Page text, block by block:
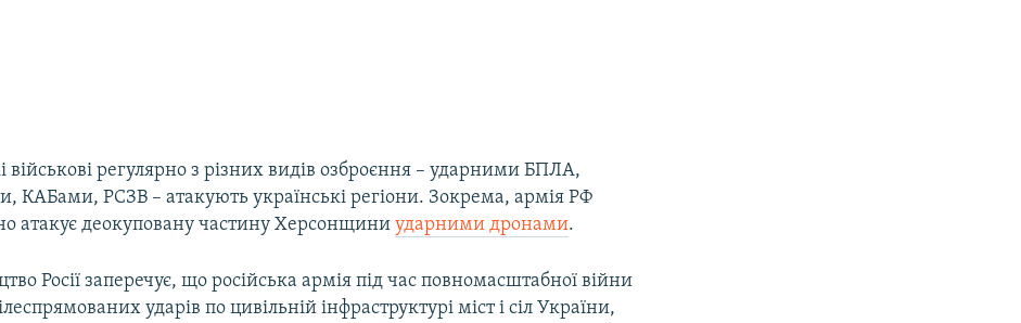
військові регулярно з різних видів озброєння – ударними БПЛА,
КАБами, РСЗВ – атакують українські регіони. Зокрема, армія РФ
атакує деокуповану частину Херсонщиниударними дронами.
Росії заперечує, що російська армія під час повномасштабної війни
ударів по цивільній інфраструктурі міст і сіл України,